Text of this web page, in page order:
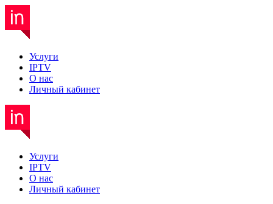
Услуги
IPTV
О нас
Личный кабинет
Услуги
IPTV
О нас
Личный кабинет